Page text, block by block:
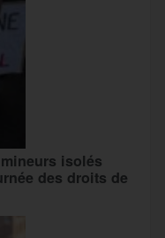
isolés
des droits de